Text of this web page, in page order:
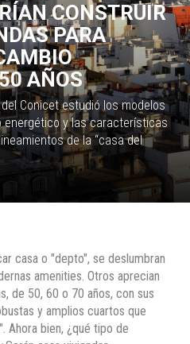
CONSTRUIR
PARA
AÑOS
Conicet estudió los modelos
y las características
de la “casa del
casa o "depto", se deslumbran
amenities. Otros aprecian
de 50, 60 o 70 años, con sus
y amplios cuartos que
Ahora bien, ¿qué tipo de